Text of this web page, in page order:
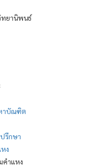
ทยานิพนธ์
าบัณฑิต
รึกษา
ง
คำแหง